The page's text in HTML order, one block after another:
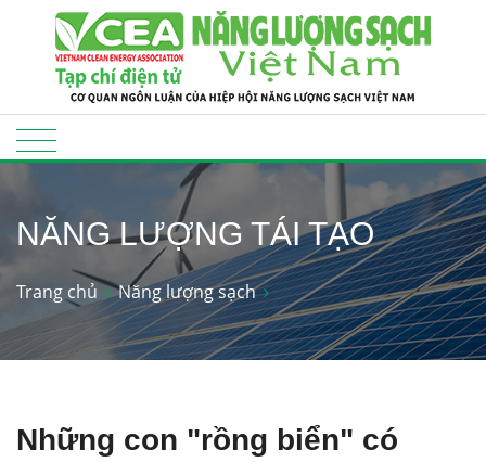
NĂNG LƯỢNG TÁI TẠO
Trang chủ Năng lượng sạch
Những con "rồng biển" có